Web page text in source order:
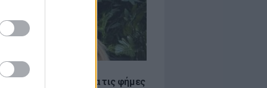
Βουλγαράκη ξεσπά για τις φήμες